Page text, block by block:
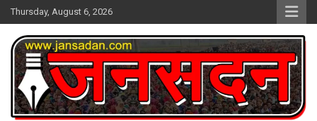
Skip
to
content
Thursday, August 6, 2026